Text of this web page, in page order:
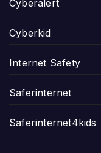
Cyberalert
Cyberkid
Internet Safety
Saferinternet
Saferinternet4kids